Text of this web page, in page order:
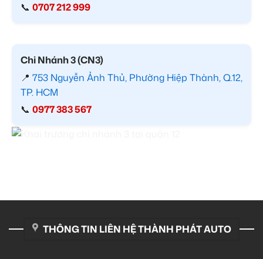
📞 0707 212 999
Chi Nhánh 3 (CN3)
📍 753 Nguyễn Ảnh Thủ, Phường Hiệp Thành, Q.12,
TP. HCM
📞 0977 383 567
THÔNG TIN LIÊN HỆ THÀNH PHÁT AUTO